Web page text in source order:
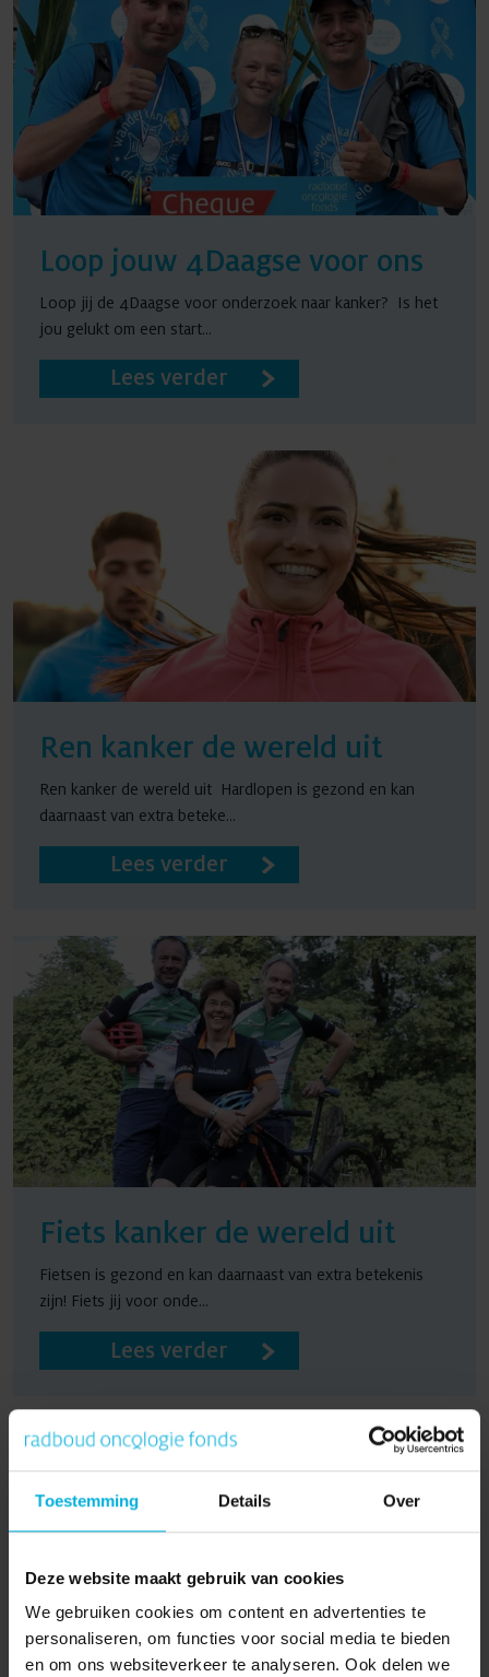
Toestemming Details Over
Deze website maakt gebruik van cookies
We gebruiken cookies om content en advertenties te
personaliseren, om functies voor social media te bieden
en om ons websiteverkeer te analyseren. Ook delen we
Loop jouw 4Daagse voor ons
Loop jij de 4Daagse voor onderzoek naar kanker? Is het
jou gelukt om een start...
Lees verder
Ren kanker de wereld uit
Ren kanker de wereld uit Hardlopen is gezond en kan
daarnaast van extra beteke...
Lees verder
Fiets kanker de wereld uit
Fietsen is gezond en kan daarnaast van extra betekenis
zijn! Fiets jij voor onde...
Lees verder
Pagina delen:
Zelf een actie starten?